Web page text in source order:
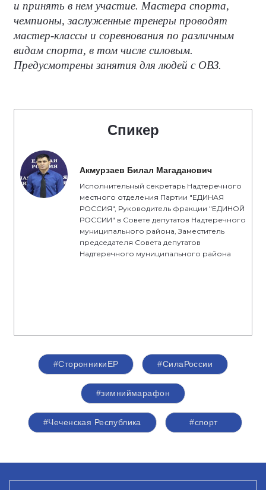
и принять в нем участие. Мастера спорта,
чемпионы, заслуженные тренеры проводят
мастер-классы и соревнования по различным
видам спорта, в том числе силовым.
Предусмотрены занятия для людей с ОВЗ.
Спикер
Акмурзаев Билал Магаданович
Исполнительный секретарь Надтеречного
местного отделения Партии "ЕДИНАЯ
РОССИЯ", Руководитель фракции "ЕДИНОЙ
РОССИИ" в Совете депутатов Надтеречного
муниципального района, Заместитель
председателя Совета депутатов
Надтеречного муниципального района
#СторонникиЕР #СилаРоссии
#зимниймарафон
#Чеченская Республика #спорт